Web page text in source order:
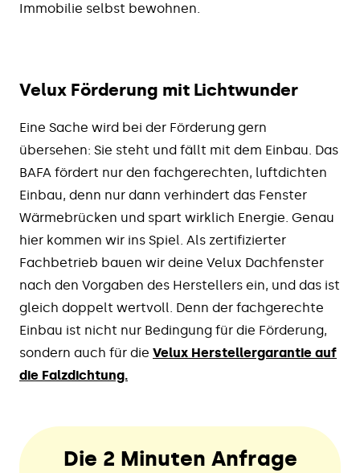
Immobilie selbst bewohnen.
Velux Förderung mit Lichtwunder
Eine Sache wird bei der Förderung gern
übersehen: Sie steht und fällt mit dem Einbau. Das
BAFA fördert nur den fachgerechten, luftdichten
Einbau, denn nur dann verhindert das Fenster
Wärmebrücken und spart wirklich Energie. Genau
hier kommen wir ins Spiel. Als zertifizierter
Fachbetrieb bauen wir deine Velux Dachfenster
nach den Vorgaben des Herstellers ein, und das ist
gleich doppelt wertvoll. Denn der fachgerechte
Einbau ist nicht nur Bedingung für die Förderung,
sondern auch für die Velux Herstellergarantie auf
die Falzdichtung.
Die 2 Minuten Anfrage